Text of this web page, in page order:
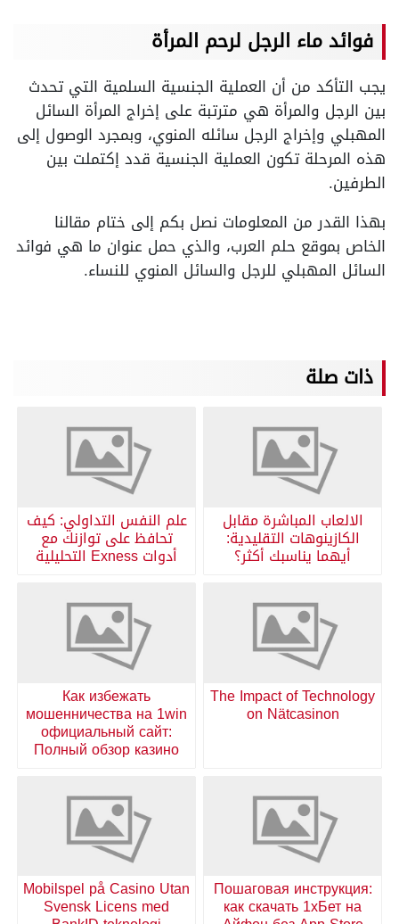
فوائد ماء الرجل لرحم المرأة
يجب التأكد من أن العملية الجنسية السلمية التي تحدث
بين الرجل والمرأة هي مترتبة على إخراج المرأة السائل
المهبلي وإخراج الرجل سائله المنوي، وبمجرد الوصول إلى
هذه المرحلة تكون العملية الجنسية قدد إكتملت بين
الطرفين.
بهذا القدر من المعلومات نصل بكم إلى ختام مقالنا
الخاص بموقع حلم العرب، والذي حمل عنوان ما هي فوائد
السائل المهبلي للرجل والسائل المنوي للنساء.
ذات صلة
الالعاب المباشرة مقابل
الكازينوهات التقليدية:
أيهما يناسبك أكثر؟
علم النفس التداولي: كيف
تحافظ على توازنك مع
أدوات Exness التحليلية
The Impact of Technology
on Nätcasinon
Как избежать
мошенничества на 1win
официальный сайт:
Полный обзор казино
Пошаговая инструкция:
как скачать 1хБет на
Mobilspel på Casino Utan
Svensk Licens med